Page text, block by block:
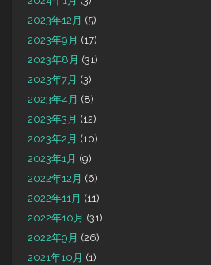
2023年12月 (5)
2023年9月 (17)
2023年8月 (31)
2023年7月 (3)
2023年4月 (8)
2023年3月 (12)
2023年2月 (10)
2023年1月 (9)
2022年12月 (6)
2022年11月 (11)
2022年10月 (31)
2022年9月 (26)
2021年10月 (1)